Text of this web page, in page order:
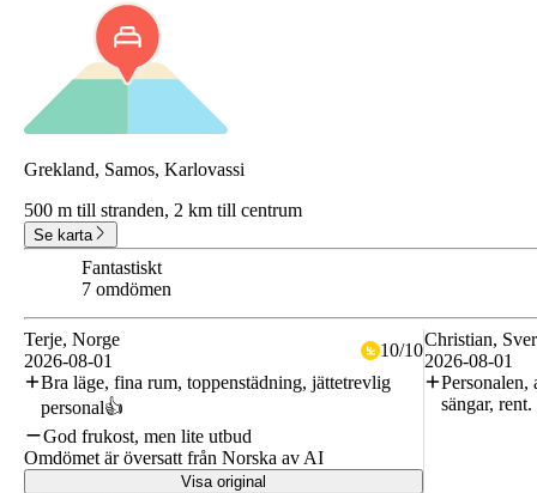
Grekland, Samos, Karlovassi
500 m till stranden, 2 km till centrum
Se karta
Fantastiskt
7 omdömen
Terje, Norge
2026-08-01
10/10
Bra läge, fina rum, toppenstädning, jättetrevlig
personal👍
God frukost, men lite utbud
Omdömet är översatt från Norska av AI
Visa original
Christian,
2026-08-01
sängar, rent.